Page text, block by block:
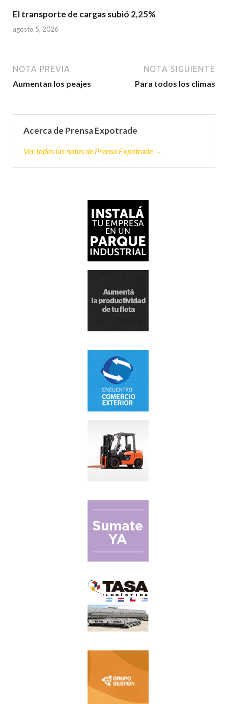
El transporte de cargas subió 2,25%
agosto 5, 2026
NOTA PREVIA
Aumentan los peajes
NOTA SIGUIENTE
Para todos los climas
Acerca de Prensa Expotrade
Ver todas las notas de Prensa Expotrade →